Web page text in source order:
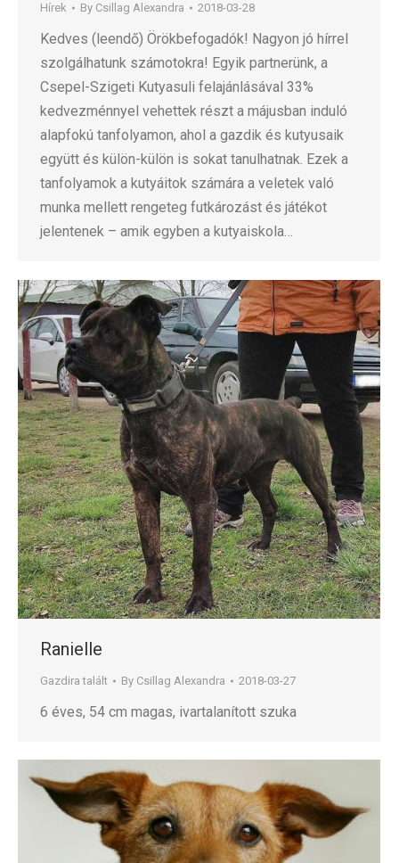
Hírek By Csillag Alexandra 2018-03-28
Kedves (leendő) Örökbefogadók! Nagyon jó hírrel
szolgálhatunk számotokra! Egyik partnerünk, a
Csepel-Szigeti Kutyasuli felajánlásával 33%
kedvezménnyel vehettek részt a májusban induló
alapfokú tanfolyamon, ahol a gazdik és kutyusaik
együtt és külön-külön is sokat tanulhatnak. Ezek a
tanfolyamok a kutyáitok számára a veletek való
munka mellett rengeteg futkározást és játékot
jelentenek – amik egyben a kutyaiskola…
Ranielle
Gazdira talált By Csillag Alexandra 2018-03-27
6 éves, 54 cm magas, ivartalanított szuka